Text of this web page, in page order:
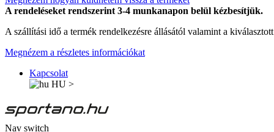
A rendeléseket rendszerint 3-4 munkanapon belül kézbesítjük.
A szállítási idő a termék rendelkezésre állásától valamint a
Megnézem a részletes információkat
Kapcsolat
HU >
Nav switch